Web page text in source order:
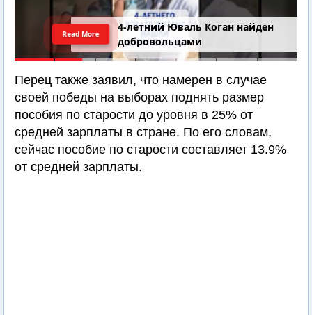
4-летний Юваль Коган найден
добровольцами
Read More
Перец также заявил, что намерен в случае
своей победы на выборах поднять размер
пособия по старости до уровня в 25% от
средней зарплаты в стране. По его словам,
сейчас пособие по старости составляет 13.9%
от средней зарплаты.